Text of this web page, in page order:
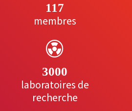
117
membres
3000
laboratoires de
recherche